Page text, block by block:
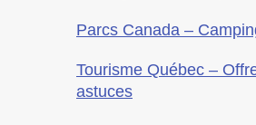
Parcs Canada –
Tourisme Québec –
astuces